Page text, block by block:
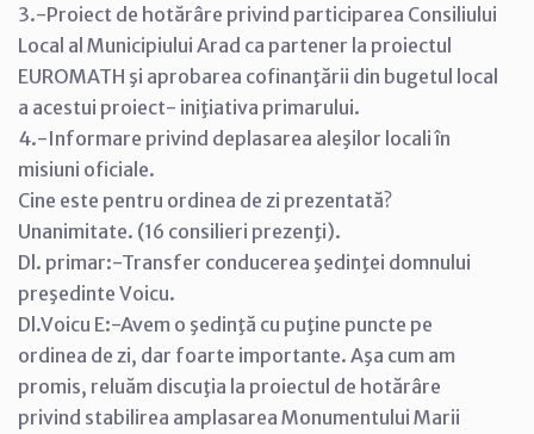
3.-Proiect de hotărâre privind participarea Consiliului
Local al Municipiului Arad ca partener la proiectul
EUROMATH şi aprobarea cofinanţării din bugetul local
a acestui proiect- iniţiativa primarului.
4.-Informare privind deplasarea aleşilor locali în
misiuni oficiale.
Cine este pentru ordinea de zi prezentată?
Unanimitate. (16 consilieri prezenţi).
Dl. primar:-Transfer conducerea şedinţei domnului
preşedinte Voicu.
Dl.Voicu E:-Avem o şedinţă cu puţine puncte pe
ordinea de zi, dar foarte importante. Aşa cum am
promis, reluăm discuţia la proiectul de hotărâre
privind stabilirea amplasarea Monumentului Marii